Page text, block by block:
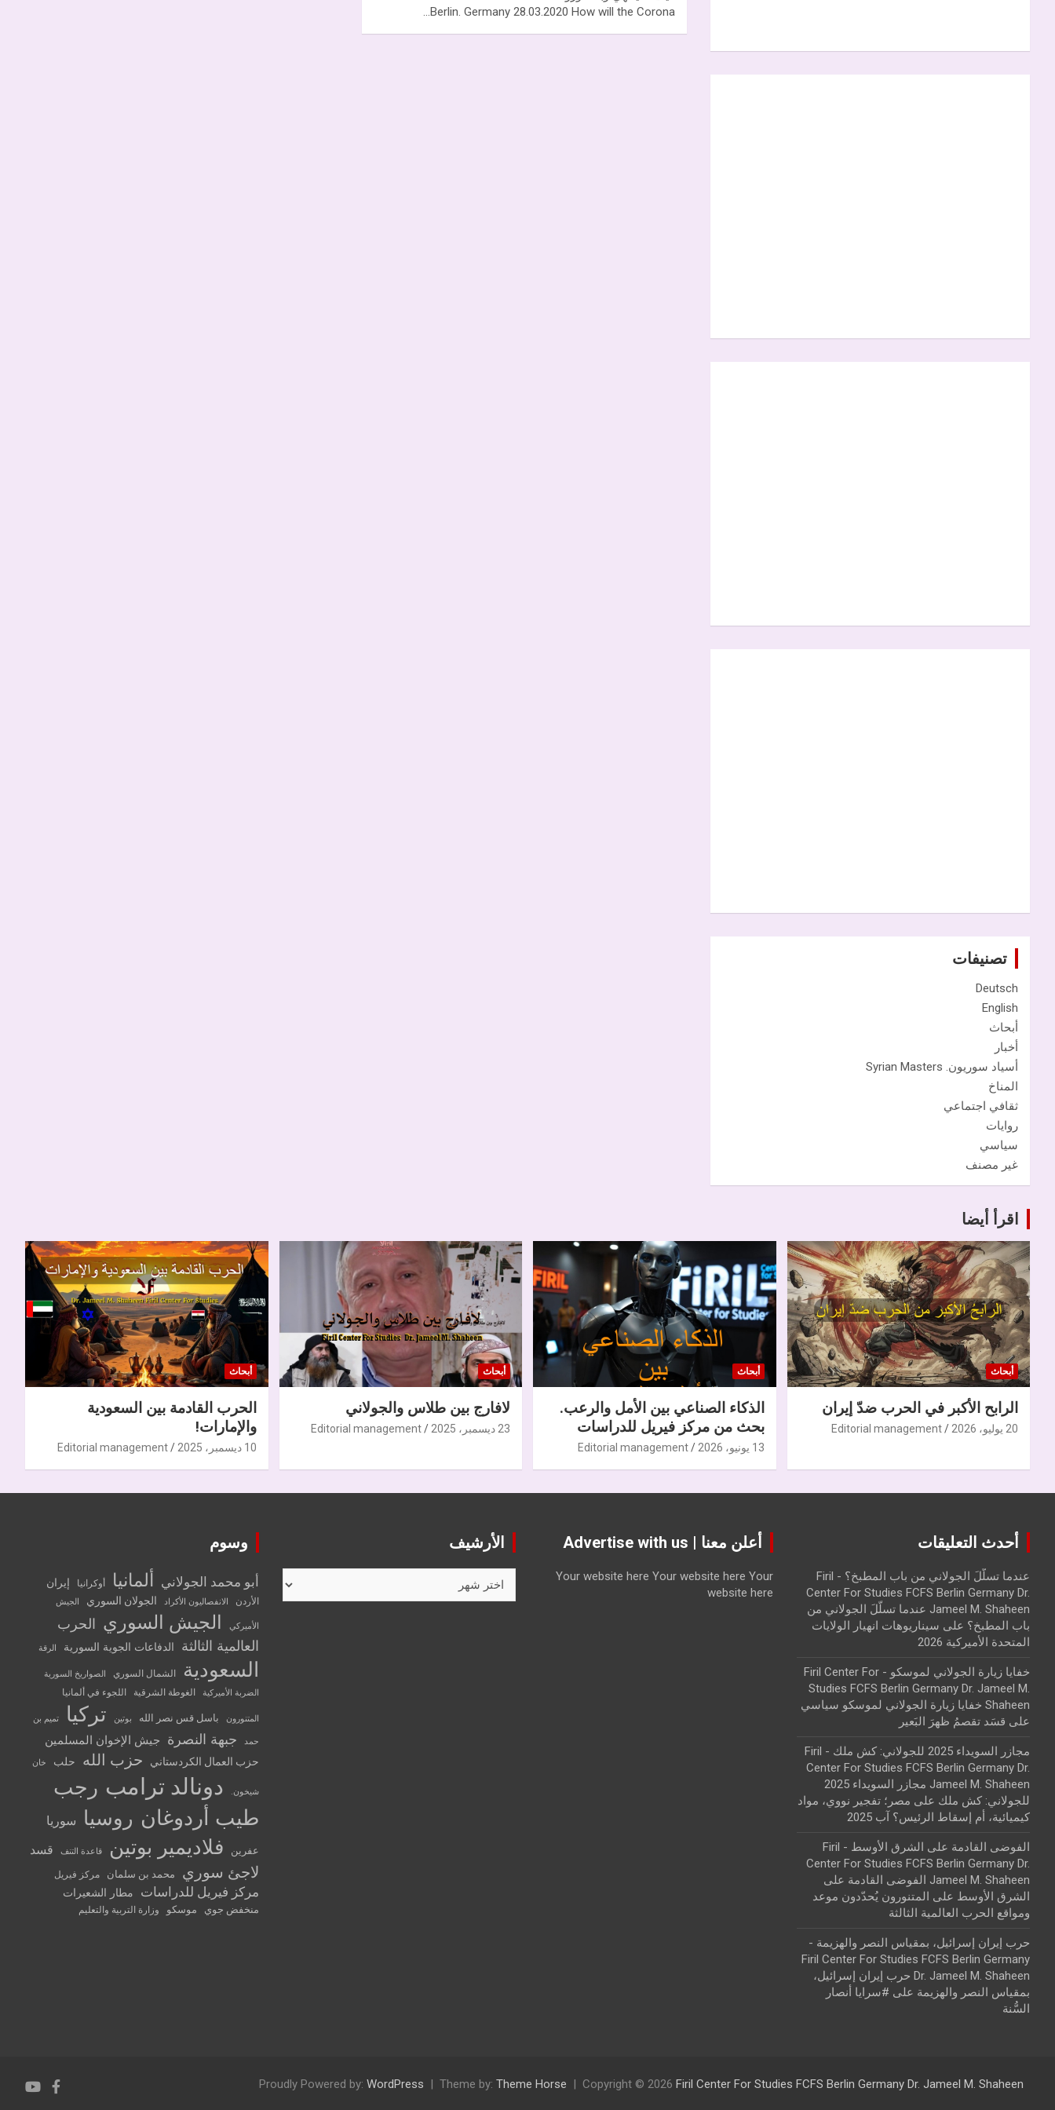
Berlin. Germany 28.03.2020 How will the Corona…
تصنيفات
Deutsch
English
أبحاث
أخبار
أسياد سوريون. Syrian Masters
المناخ
ثقافي اجتماعي
روايات
سياسي
غير مصنف
اقرأ أيضا
أبحاث
الرابح الأكبر في الحرب ضدّ إيران
20 يوليو، 2026 Editorial management
أبحاث
الذكاء الصناعي بين الأمل والرعب.
بحث من مركز فيريل للدراسات
13 يونيو، 2026 Editorial management
أبحاث
لافارج بين طلاس والجولاني
23 ديسمبر، 2025 Editorial management
أبحاث
الحرب القادمة بين السعودية
والإمارات!
10 ديسمبر، 2025 Editorial management
أحدث التعليقات
عندما تسلّلَ الجولاني من باب المطبخ؟ - Firil
Center For Studies FCFS Berlin Germany Dr.
Jameel M. Shaheen عندما تسلّلَ الجولاني من
باب المطبخ؟ على سيناريوهات انهيار الولايات
المتحدة الأميركية 2026
خفايا زيارة الجولاني لموسكو - Firil Center For
Studies FCFS Berlin Germany Dr. Jameel M.
Shaheen خفايا زيارة الجولاني لموسكو سياسي
على قسَد تقصمُ ظهرَ البَعير
مجازر السويداء 2025 للجولاني: كش ملك - Firil
Center For Studies FCFS Berlin Germany Dr.
Jameel M. Shaheen مجازر السويداء 2025
للجولاني: كش ملك على مصر؛ تفجير نووي، مواد
كيميائية، أم إسقاط الرئيس؟ آب 2025
الفوضى القادمة على الشرق الأوسط - Firil
Center For Studies FCFS Berlin Germany Dr.
Jameel M. Shaheen الفوضى القادمة على
الشرق الأوسط على المتنورون يُحدّدون موعد
ومواقع الحرب العالمية الثالثة
حرب إيران إسرائيل، بمقياس النصر والهزيمة -
Firil Center For Studies FCFS Berlin Germany
Dr. Jameel M. Shaheen حرب إيران إسرائيل،
بمقياس النصر والهزيمة على #سرايا أنصار
السُّنة
أعلن معنا | Advertise with us
Your website here Your website here Your
website here
الأرشيف وسوم
أبو محمد الجولاني ألمانيا أوكرانيا إيران
الأردن الانفصاليون الأكراد الجولان السوري الجيش
الأميركي الجيش السوري الحرب
العالمية الثالثة
الدفاعات الجوية السورية الرقة
السعودية الشمال السوري
الصواريخ السورية
الضربة الأميركية
الغوطة الشرقية اللجوء في ألمانيا
المتنورون باسل قس نصر الله بوتين تركيا تميم بن
حمد جبهة النصرة جيش الإخوان المسلمين
حزب العمال الكردستاني حزب الله حلب خان
شيخون. دونالد ترامب رجب
طيب أردوغان روسيا سوريا
عفرين فلاديمير بوتين قاعدة التنف قسد
لاجئ سوري محمد بن سلمان مركز فيريل
مركز فيريل للدراسات مطار الشعيرات
منخفض جوي موسكو وزارة التربية والتعليم
Copyright © 2026 Firil Center For Studies FCFS Berlin Germany Dr. Jameel M. Shaheen
Theme by: Theme Horse
Proudly Powered by: WordPress